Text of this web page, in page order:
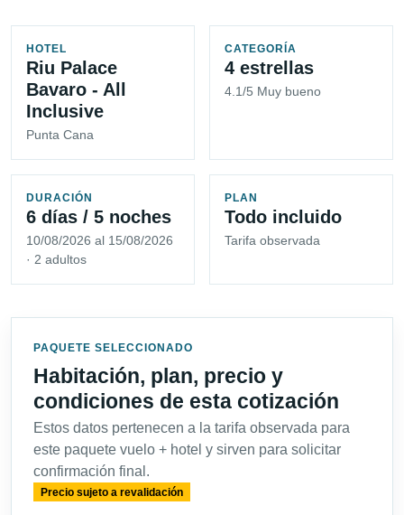
HOTEL
Riu Palace
Bavaro - All
Inclusive
Punta Cana
CATEGORÍA
4 estrellas
4.1/5 Muy bueno
DURACIÓN
6 días / 5 noches
10/08/2026 al 15/08/2026
· 2 adultos
PLAN
Todo incluido
Tarifa observada
PAQUETE SELECCIONADO
Habitación, plan, precio y
condiciones de esta cotización
Estos datos pertenecen a la tarifa observada para
este paquete vuelo + hotel y sirven para solicitar
confirmación final.
Precio sujeto a revalidación